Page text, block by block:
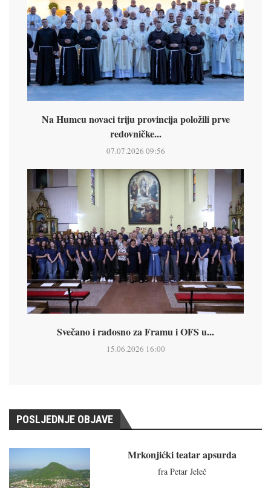
Na Humcu novaci triju provincija položili prve
redovničke...
07.07.2026 09:56
Svečano i radosno za Framu i OFS u...
15.06.2026 16:00
POSLJEDNJE OBJAVE
Mrkonjićki teatar apsurda
fra Petar Jeleč